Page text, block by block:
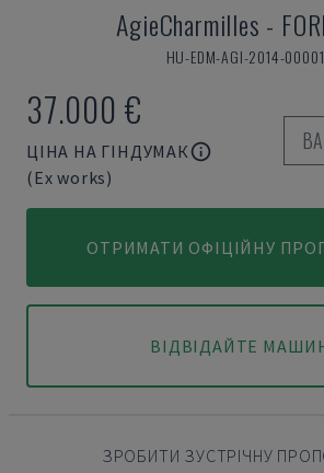
AgieCharmilles -
HU-EDM-AGI-2014-00001
37.000 €
ЦІНА НА ГІНДУМАК
(Ex works)
ОТРИМАТИ ОФІЦІЙНУ
ВІДВІДАЙТЕ
ЗРОБИТИ ЗУСТРІЧНУ